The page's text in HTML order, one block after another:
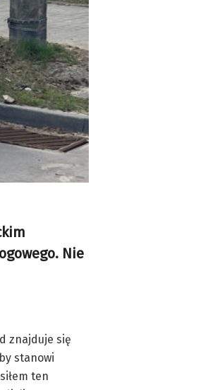
Nie
znajduje się
stanowi
ten